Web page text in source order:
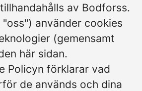
av Bodforss.
"oss") använder cookies
(gemensamt
här sidan.
Policyn förklarar vad
de används och dina